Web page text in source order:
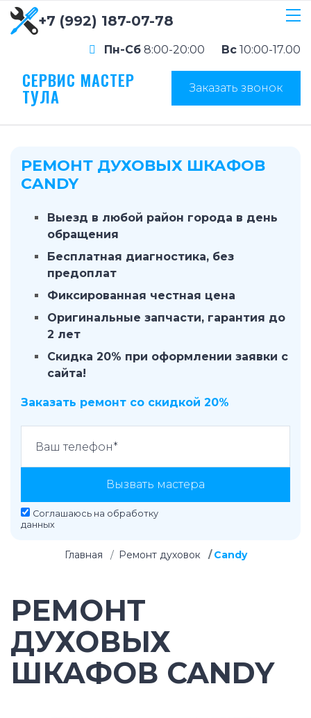
+7 (992) 187-07-78
Пн-Сб 8:00-20:00 Вс 10:00-17.00
СЕРВИС МАСТЕР
ТУЛА Заказать звонок
РЕМОНТ ДУХОВЫХ ШКАФОВ
CANDY
Выезд в любой район города в день
обращения
Бесплатная диагностика, без
предоплат
Фиксированная честная цена
Оригинальные запчасти, гарантия до
2 лет
Скидка 20% при оформлении заявки с
сайта!
Заказать ремонт со скидкой 20%
Вызвать мастера
Соглашаюсь на обработку
данных
Главная Ремонт духовок Candy
РЕМОНТ
ДУХОВЫХ
ШКАФОВ CANDY